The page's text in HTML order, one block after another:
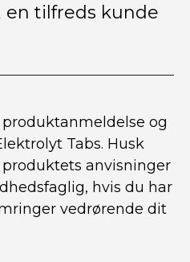
en tilfreds kunde
og
Tabs. Husk
anvisninger
hvis du har
vedrørende dit